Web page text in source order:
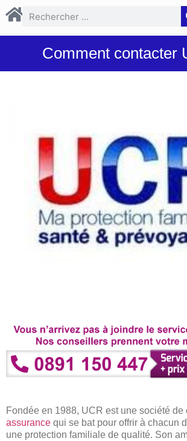
Comment contacter
Fondée en 1988, UCR est une société de
assurance qui se bat pour offrir à chacun
une protection familiale de qualité. Son